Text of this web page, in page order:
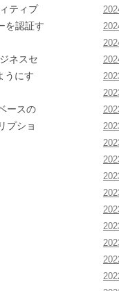
ティプ
を認証す
ネスセ
うにす
ースの
プショ